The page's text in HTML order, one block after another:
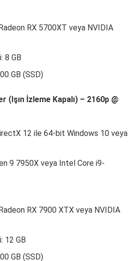
RX 5700XT veya NVIDIA
8 GB
GB (SSD)
(Işın İzleme Kapalı) – 2160p @
12 ile 64-bit Windows 10 veya
9 7950X veya Intel Core i9-
RX 7900 XTX veya NVIDIA
12 GB
GB (SSD)